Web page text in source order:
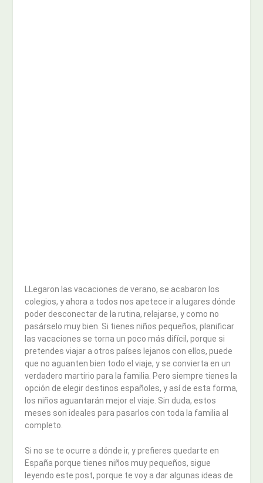
LLegaron las vacaciones de verano, se acabaron los
colegios, y ahora a todos nos apetece ir a lugares dónde
poder desconectar de la rutina, relajarse, y como no
pasárselo muy bien. Si tienes niños pequeños, planificar
las vacaciones se torna un poco más difícil, porque si
pretendes viajar a otros países lejanos con ellos, puede
que no aguanten bien todo el viaje, y se convierta en un
verdadero martirio para la familia. Pero siempre tienes la
opción de elegir destinos españoles, y así de esta forma,
los niños aguantarán mejor el viaje. Sin duda, estos
meses son ideales para pasarlos con toda la familia al
completo.
Si no se te ocurre a dónde ir, y prefieres quedarte en
España porque tienes niños muy pequeños, sigue
leyendo este post, porque te voy a dar algunas ideas de